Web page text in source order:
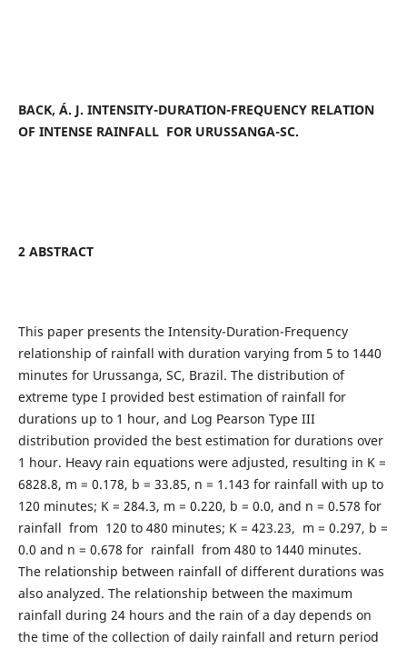
BACK, Á. J. INTENSITY-DURATION-FREQUENCY RELATION
OF INTENSE RAINFALL FOR URUSSANGA-SC.
2 ABSTRACT
This paper presents the Intensity-Duration-Frequency
relationship of rainfall with duration varying from 5 to 1440
minutes for Urussanga, SC, Brazil. The distribution of
extreme type I provided best estimation of rainfall for
durations up to 1 hour, and Log Pearson Type III
distribution provided the best estimation for durations over
1 hour. Heavy rain equations were adjusted, resulting in K =
6828.8, m = 0.178, b = 33.85, n = 1.143 for rainfall with up to
120 minutes; K = 284.3, m = 0.220, b = 0.0, and n = 0.578 for
rainfall from 120 to 480 minutes; K = 423.23, m = 0.297, b =
0.0 and n = 0.678 for rainfall from 480 to 1440 minutes.
The relationship between rainfall of different durations was
also analyzed. The relationship between the maximum
rainfall during 24 hours and the rain of a day depends on
the time of the collection of daily rainfall and return period